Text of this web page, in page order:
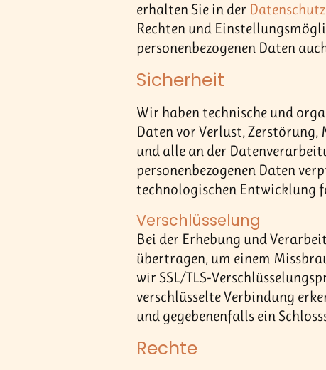
erhalten Sie in der
Rechten und
personenbezogenen Daten
Sicherheit
Wir haben technische und
Daten vor Verlust,
und alle an der
personenbezogenen Daten
technologischen Entwicklung
Verschlüsselung
Bei der Erhebung und
übertragen, um einem
wir SSL/TLS-
verschlüsselte Verbindung
und gegebenenfalls ein
Rechte